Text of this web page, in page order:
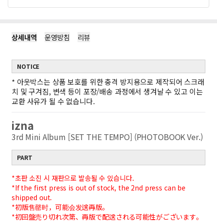
상세내역 운영방침 리뷰
NOTICE
* 아웃박스는 상품 보호를 위한 충격 방지용으로 제작되어 스크래
치 및 구겨짐, 변색 등이 포장/배송 과정에서 생겨날 수 있고 이는
교환 사유가 될 수 없습니다.
izna
3rd Mini Album [SET THE TEMPO] (PHOTOBOOK Ver.)
PART
*초판 소진 시 재판으로 발송될 수 있습니다.
*If the first press is out of stock, the 2nd press can be
shipped out.
*初版售罄时，可能会发送再版。
*初回盤売り切れ次第、再版で配送される可能性がございます。